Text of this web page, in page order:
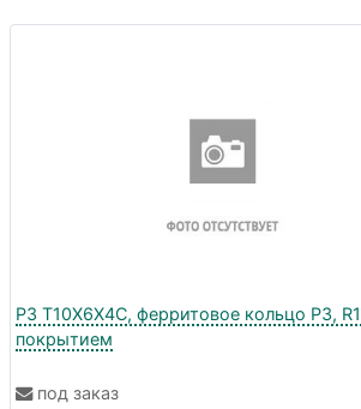
P3 T10X6X4C, ферритовое кольцо P3,
покрытием
под заказ